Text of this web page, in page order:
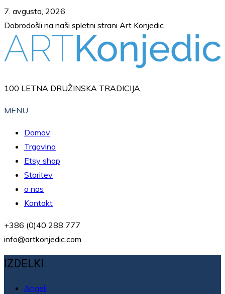
Skip
to
content
7. avgusta, 2026
Dobrodošli na naši spletni strani Art Konjedic
100 LETNA DRUŽINSKA TRADICIJA
MENU
Domov
Trgovina
Etsy shop
Storitev
o nas
Kontakt
+386 (0)40 288 777
info@artkonjedic.com
IZDELKI
Angeli